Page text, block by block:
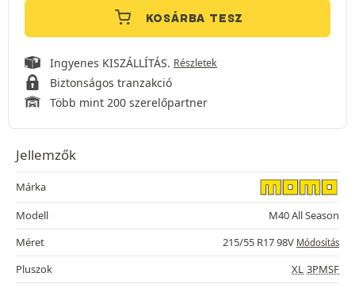
KOSÁRBA TESZ
Ingyenes KISZÁLLÍTÁS. Részletek
Biztonságos tranzakció
Több mint 200 szerelőpartner
Jellemzők
Márka
Modell
M40 All Season
Méret
215/55 R17 98V Módosítás
Pluszok XL 3PMSF